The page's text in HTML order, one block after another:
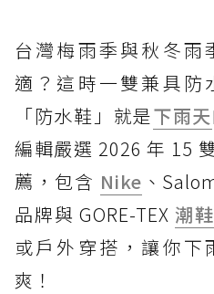
台灣梅雨季與秋冬雨
適？這時一雙兼具防
「防水鞋」就是下雨天
編輯嚴選 2026 年 15
薦，包含 Nike 、
品牌與 GORE-TEX 潮
或戶外穿搭，讓你下
爽！